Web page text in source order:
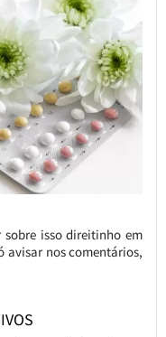
sobre isso direitinho em
avisar nos comentários,